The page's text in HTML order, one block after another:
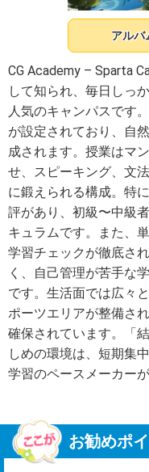
アルバ
CG Academy – Sparta
して知られ、毎日しっ
人気のキャンパスです
が設定されており、自
成されます。授業はマ
せ、スピーキング、文
に鍛えられる構成。特
評があり、初級〜中級
キュラムです。また、
学習チェックが徹底さ
く、自己管理が苦手な
です。生活面では広々
ポーツエリアが整備さ
確保されています。「
しめの環境は、短期集
学習のペースメーカー
お勧めポ